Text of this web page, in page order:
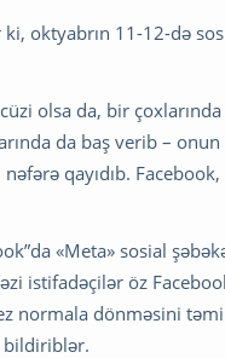
oktyabrın 11-12-də
olsa da, bir
da baş verib –
qayıdıb.
«Meta» sosial
istifadəçilər öz
normala dönməsini
bildiriblər.